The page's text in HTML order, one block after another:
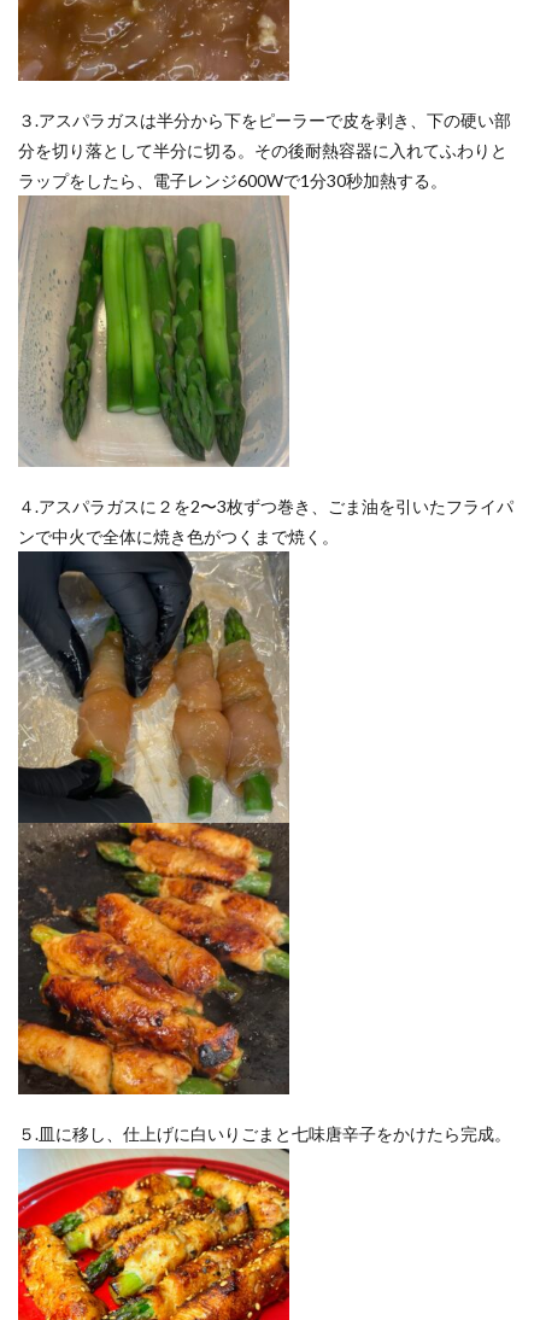
３.アスパラガスは半分から下をピーラーで皮を剥き、下の硬い部
分を切り落として半分に切る。その後耐熱容器に入れてふわりと
ラップをしたら、電子レンジ600Wで1分30秒加熱する。
４.アスパラガスに２を2〜3枚ずつ巻き、ごま油を引いたフライパ
ンで中火で全体に焼き色がつくまで焼く。
５.皿に移し、仕上げに白いりごまと七味唐辛子をかけたら完成。